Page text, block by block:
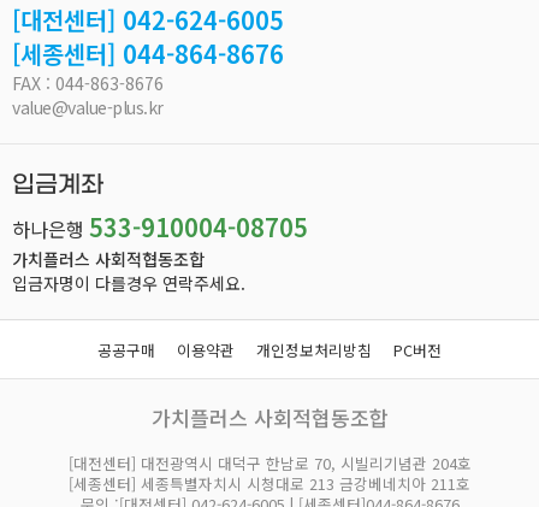
[대전센터] 042-624-6005
[세종센터] 044-864-8676
FAX : 044-863-8676
value@value-plus.kr
입금계좌
하나은행 533-910004-08705
가치플러스 사회적협동조합
입금자명이 다를경우 연락주세요.
공공구매 이용약관 개인정보처리방침 PC버전
가치플러스 사회적협동조합
[대전센터] 대전광역시 대덕구 한남로 70, 시빌리기념관 204호
[세종센터] 세종특별자치시 시청대로 213 금강베네치아 211호